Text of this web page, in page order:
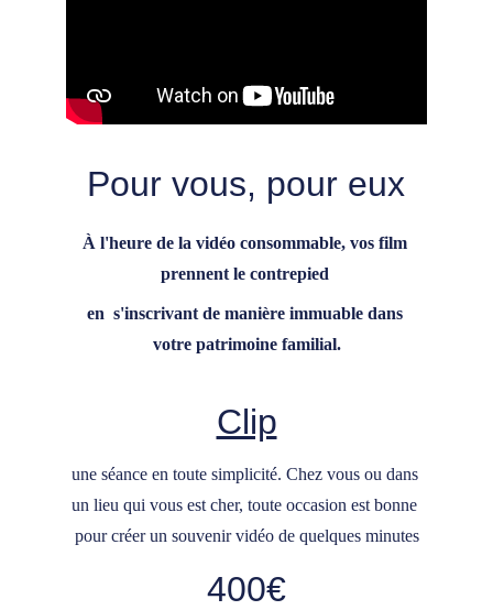
Pour vous, pour eux
À l'heure de la vidéo consommable, vos film
prennent le contrepied
en  s'inscrivant de manière immuable dans
votre patrimoine familial.
Clip
une séance en toute simplicité. Chez vous ou dans
un lieu qui vous est cher, toute occasion est bonne
pour créer un souvenir vidéo de quelques minutes
400€